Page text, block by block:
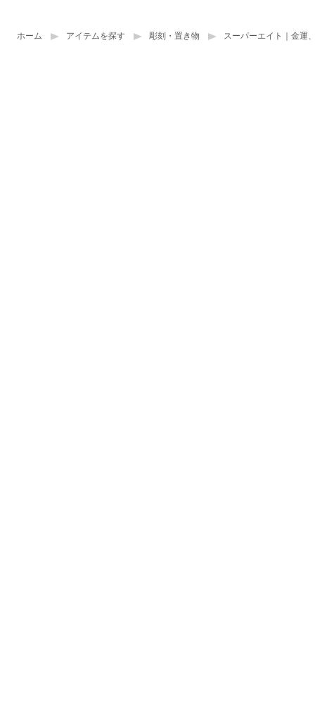
ホーム アイテムを探す 彫刻・置き物 スーパーエイト｜金運